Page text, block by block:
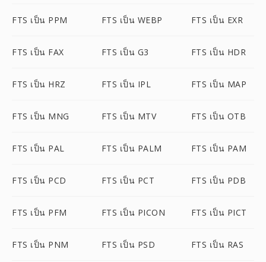
FTS เป็น PPM FTS เป็น WEBP FTS เป็น EXR
FTS เป็น FAX FTS เป็น G3 FTS เป็น HDR
FTS เป็น HRZ FTS เป็น IPL FTS เป็น MAP
FTS เป็น MNG FTS เป็น MTV FTS เป็น OTB
FTS เป็น PAL FTS เป็น PALM FTS เป็น PAM
FTS เป็น PCD FTS เป็น PCT FTS เป็น PDB
FTS เป็น PFM FTS เป็น PICON FTS เป็น PICT
FTS เป็น PNM FTS เป็น PSD FTS เป็น RAS